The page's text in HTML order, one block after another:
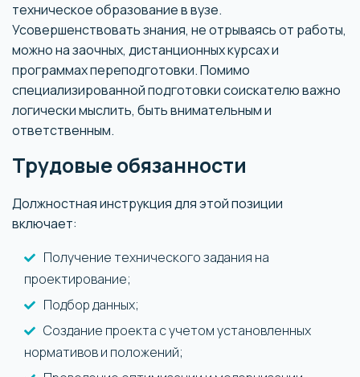
техническое образование в вузе.
Усовершенствовать знания, не отрываясь от работы,
можно на заочных, дистанционных курсах и
программах переподготовки. Помимо
специализированной подготовки соискателю важно
логически мыслить, быть внимательным и
ответственным.
Трудовые обязанности
Должностная инструкция для этой позиции
включает:
Получение технического задания на
проектирование;
Подбор данных;
Создание проекта с учетом установленных
нормативов и положений;